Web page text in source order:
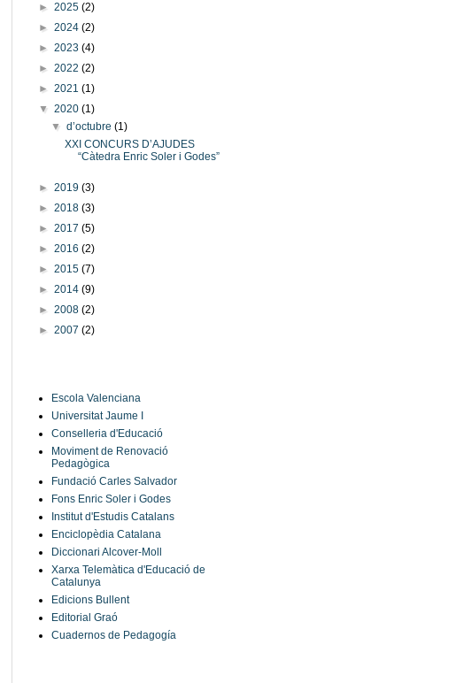
► 2025 (2)
► 2024 (2)
► 2023 (4)
► 2022 (2)
► 2021 (1)
▼ 2020 (1)
▼d’octubre(1)
XXI CONCURS D’AJUDES
“Càtedra Enric Soler i Godes”
► 2019 (3)
► 2018 (3)
► 2017 (5)
► 2016 (2)
► 2015 (7)
► 2014 (9)
► 2008 (2)
► 2007 (2)
Escola Valenciana
Universitat Jaume I
Conselleria d'Educació
Moviment de Renovació
Pedagògica
Fundació Carles Salvador
Fons Enric Soler i Godes
Institut d'Estudis Catalans
Enciclopèdia Catalana
Diccionari Alcover-Moll
Xarxa Telemàtica d'Educació de
Catalunya
Edicions Bullent
Editorial Graó
Cuadernos de Pedagogía